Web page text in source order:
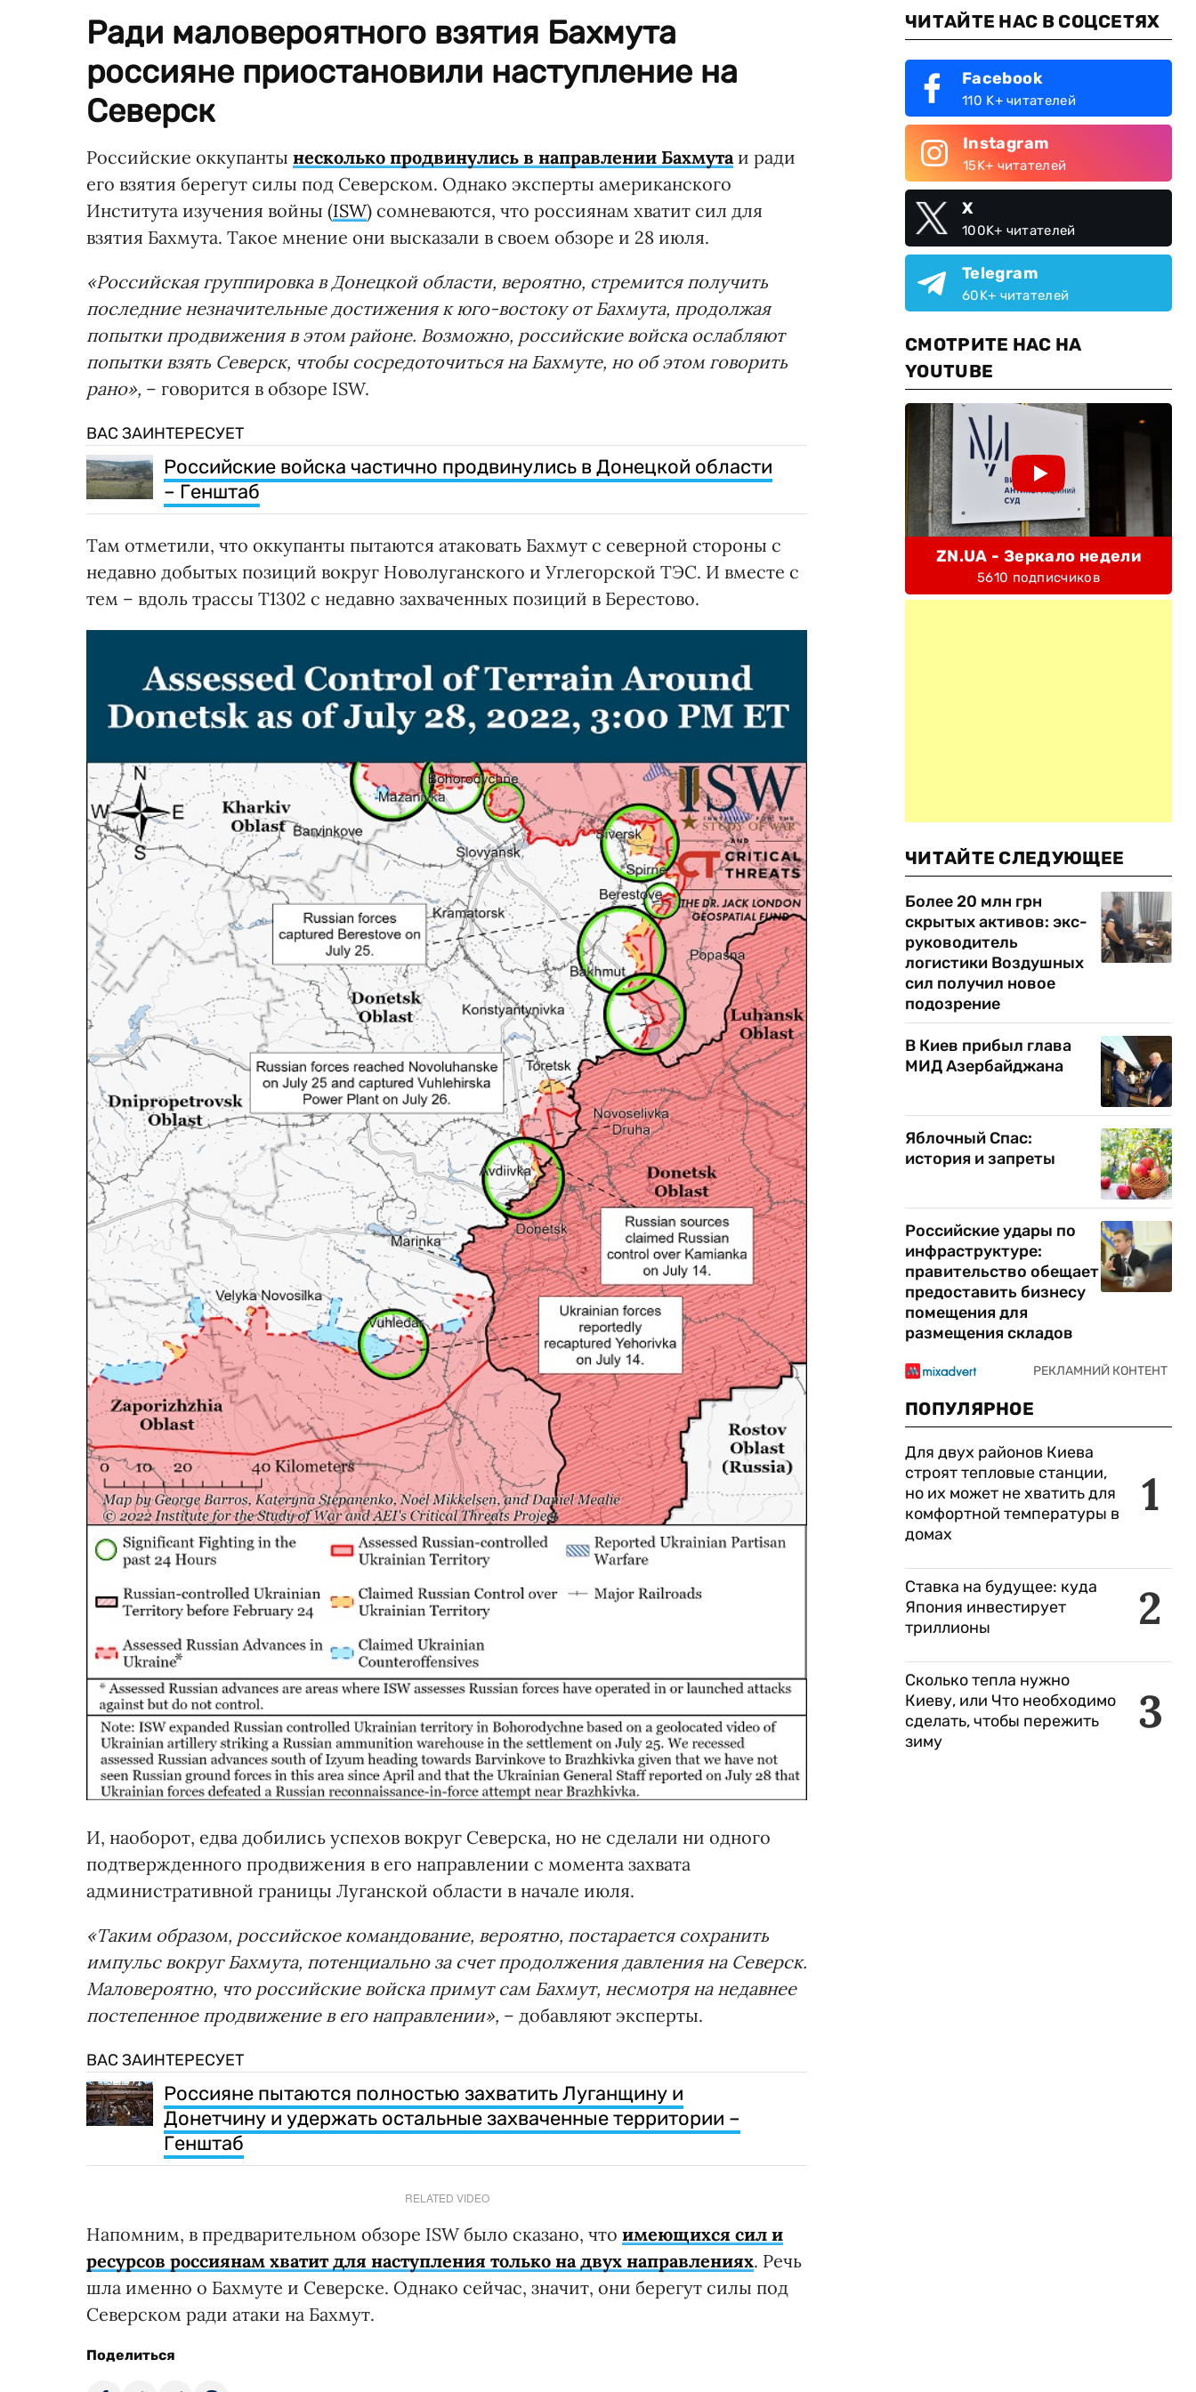
Ради маловероятного взятия Бахмута
россияне приостановили наступление на
Северск
Российские оккупанты несколько продвинулись в направлении Бахмутаи ради
его взятия берегут силы под Северском. Однако эксперты американского
Института изучения войны (ISW) сомневаются, что россиянам хватит сил для
взятия Бахмута. Такое мнение они высказали в своем обзоре и 28 июля.
«Российская группировка в Донецкой области, вероятно, стремится получить
последние незначительные достижения к юго-востоку от Бахмута, продолжая
попытки продвижения в этом районе. Возможно, российские войска ослабляют
попытки взять Северск, чтобы сосредоточиться на Бахмуте, но об этом говорить
рано», – говорится в обзоре ISW.
ВАС ЗАИНТЕРЕСУЕТ
Российские войска частично продвинулись в Донецкой области
– Генштаб
Там отметили, что оккупанты пытаются атаковать Бахмут с северной стороны с
недавно добытых позиций вокруг Новолуганского и Углегорской ТЭС. И вместе с
тем – вдоль трассы Т1302 с недавно захваченных позиций в Берестово.
И, наоборот, едва добились успехов вокруг Северска, но не сделали ни одного
подтвержденного продвижения в его направлении с момента захвата
административной границы Луганской области в начале июля.
«Таким образом, российское командование, вероятно, постарается сохранить
импульс вокруг Бахмута, потенциально за счет продолжения давления на Северск.
Маловероятно, что российские войска примут сам Бахмут, несмотря на недавнее
постепенное продвижение в его направлении», – добавляют эксперты.
ВАС ЗАИНТЕРЕСУЕТ
Россияне пытаются полностью захватить Луганщину и
Донетчину и удержать остальные захваченные территории –
Генштаб
RELATED VIDEO
Напомним, в предварительном обзоре ISW было сказано, что имеющихся сил и
ресурсов россиянам хватит для наступления только на двух направлениях. Речь
шла именно о Бахмуте и Северске. Однако сейчас, значит, они берегут силы под
Северском ради атаки на Бахмут.
Поделиться
ЧИТАЙТЕ НАС В СОЦСЕТЯХ
Facebook
110 K+ читателей
Instagram
15K+ читателей
X
100K+ читателей
Telegram
60K+ читателей
СМОТРИТЕ НАС НА
YOUTUBE
ZN.UA - Зеркало недели
5610 подписчиков
ЧИТАЙТЕ СЛЕДУЮЩЕЕ
Более 20 млн грн
скрытых активов: экс-
руководитель
логистики Воздушных
сил получил новое
подозрение
В Киев прибыл глава
МИД Азербайджана
Яблочный Спас:
история и запреты
Российские удары по
инфраструктуре:
правительство обещает
предоставить бизнесу
помещения для
размещения складов
ПОПУЛЯРНОЕ
1
Для двух районов Киева
строят тепловые станции,
но их может не хватить для
комфортной температуры в
домах
2
Ставка на будущее: куда
Япония инвестирует
триллионы
3
Сколько тепла нужно
Киеву, или Что необходимо
сделать, чтобы пережить
зиму